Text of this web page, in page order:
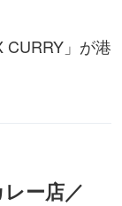
CURRY」が港
ー店／